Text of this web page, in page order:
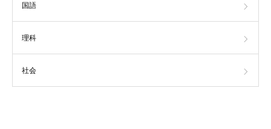
国語
理科
社会